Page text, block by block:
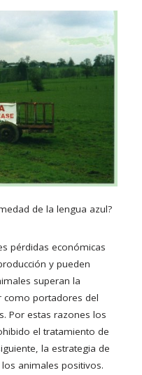
de la lengua azul?
pérdidas económicas
y pueden
superan la
como portadores del
Por estas razones los
el tratamiento de
la estrategia de
animales positivos.